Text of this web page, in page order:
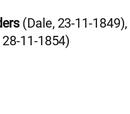
(Dale, 23-11-1849),
11-1854)